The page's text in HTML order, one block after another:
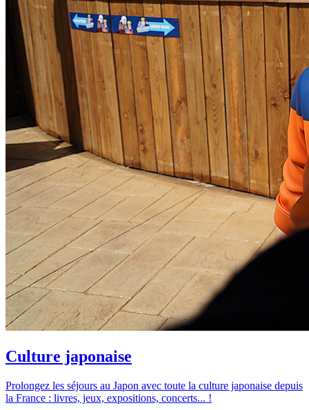
Culture japonaise
Prolongez les séjours au Japon avec toute la culture japonaise depuis
la France : livres, jeux, expositions, concerts... !